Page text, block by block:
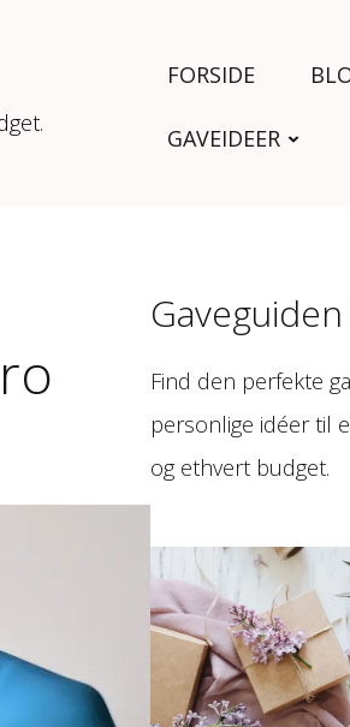
FORSIDE
GAVEIDEER
Find den perfekte
personlige idéer til
og ethvert budget.